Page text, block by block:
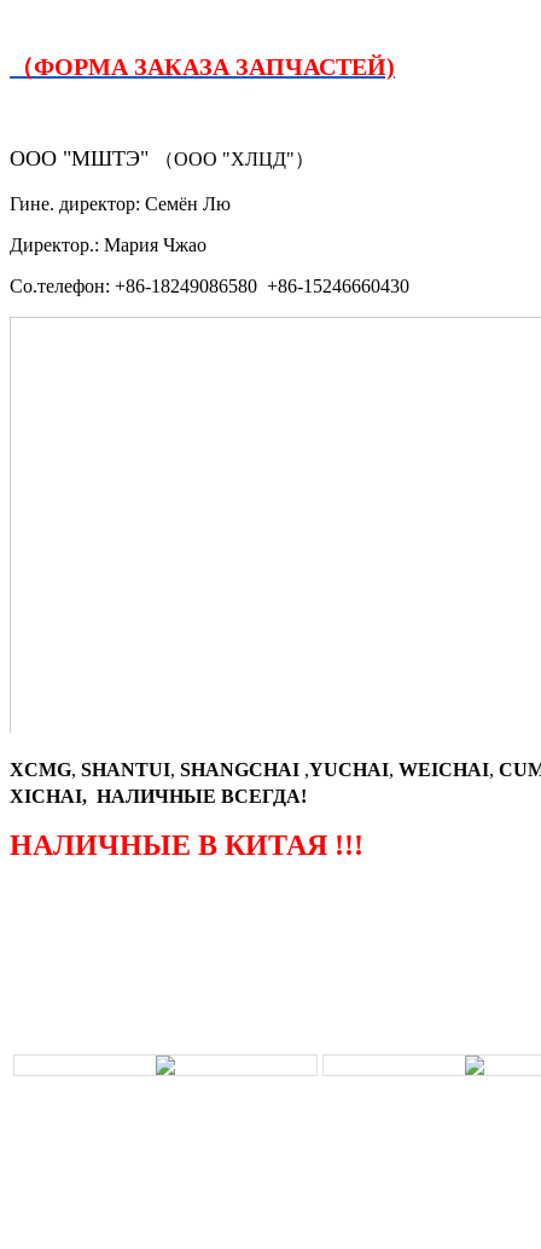
（ФОРМА ЗАКАЗА ЗАПЧАСТЕЙ)
ООО "МШТЭ" （ООО "ХЛЦД"）
Гине. директор: Семён Лю
Директор.: Мария Чжао
Со.телефон: +86-18249086580 +86-15246660430
XCMG, SHANTUI, SHANGCHAI ,YUCHAI, WEICHAI,
XICHAI, НАЛИЧНЫЕ ВСЕГДА!
НАЛИЧНЫЕ В КИТАЯ !!!